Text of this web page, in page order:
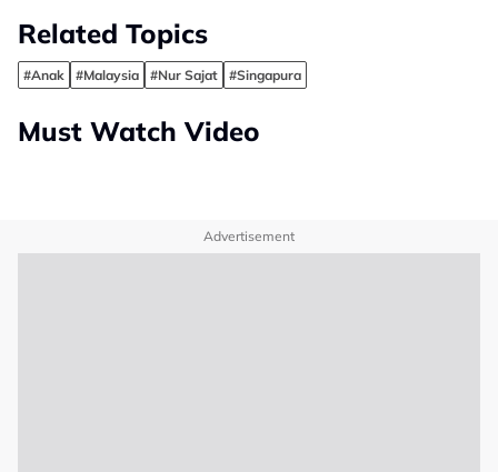
Related Topics
#Anak #Malaysia #Nur Sajat #Singapura
Must Watch Video
Advertisement